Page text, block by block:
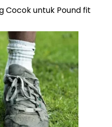
Cocok untuk Pound fit